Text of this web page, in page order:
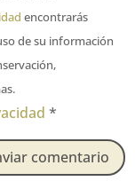
encontrarás
de su información
*
comentario